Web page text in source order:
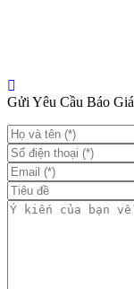
Gửi Yêu Cầu Báo Giá